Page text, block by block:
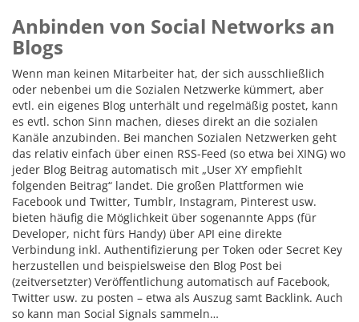
Anbinden von Social Networks an
Blogs
Wenn man keinen Mitarbeiter hat, der sich ausschließlich
oder nebenbei um die Sozialen Netzwerke kümmert, aber
evtl. ein eigenes Blog unterhält und regelmäßig postet, kann
es evtl. schon Sinn machen, dieses direkt an die sozialen
Kanäle anzubinden. Bei manchen Sozialen Netzwerken geht
das relativ einfach über einen RSS-Feed (so etwa bei XING) wo
jeder Blog Beitrag automatisch mit „User XY empfiehlt
folgenden Beitrag“ landet. Die großen Plattformen wie
Facebook und Twitter, Tumblr, Instagram, Pinterest usw.
bieten häufig die Möglichkeit über sogenannte Apps (für
Developer, nicht fürs Handy) über API eine direkte
Verbindung inkl. Authentifizierung per Token oder Secret Key
herzustellen und beispielsweise den Blog Post bei
(zeitversetzter) Veröffentlichung automatisch auf Facebook,
Twitter usw. zu posten – etwa als Auszug samt Backlink. Auch
so kann man Social Signals sammeln…